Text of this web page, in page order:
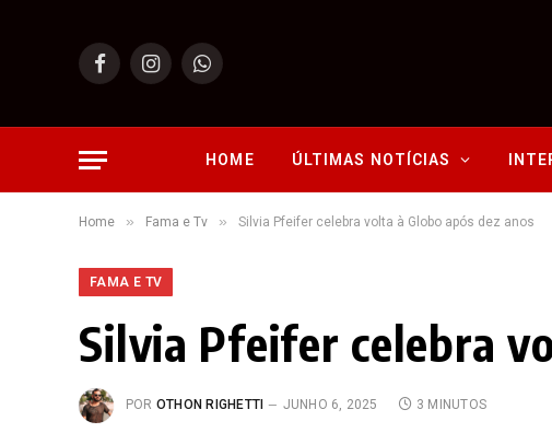
FacebookInstagramWhatsApp
HOME ÚLTIMAS NOTÍCIAS
Home » Fama e Tv » Silvia Pfeifer celebra volta à Globo após dez anos
FAMA E TV
Silvia Pfeifer celebra
POR OTHON RIGHETTI JUNHO 6, 2025 3 MINUTOS